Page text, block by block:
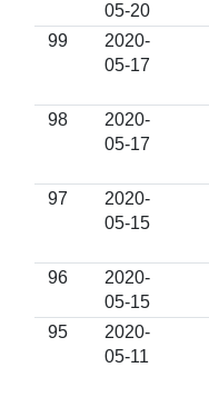
05-20
99
2020-
05-17
98
2020-
05-17
97
2020-
05-15
96
2020-
05-15
95
2020-
05-11